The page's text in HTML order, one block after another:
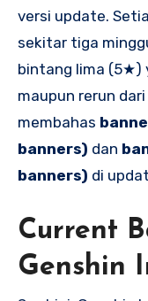
versi update.
sekitar tiga
bintang lima (5★)
maupun rerun
membahas
banners) dan
banners) di
Current
Genshin